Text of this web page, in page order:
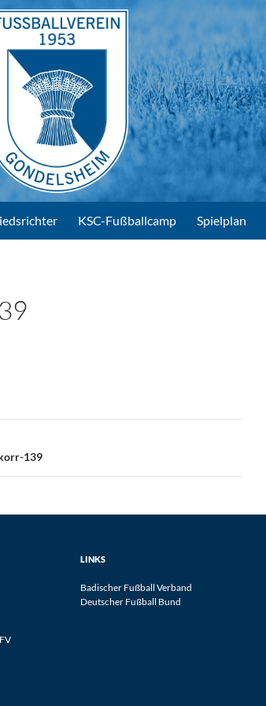
KSC-Fußballcamp Spielplan
139
LINKS
Badischer Fußball Verband
Deutscher Fußball Bund